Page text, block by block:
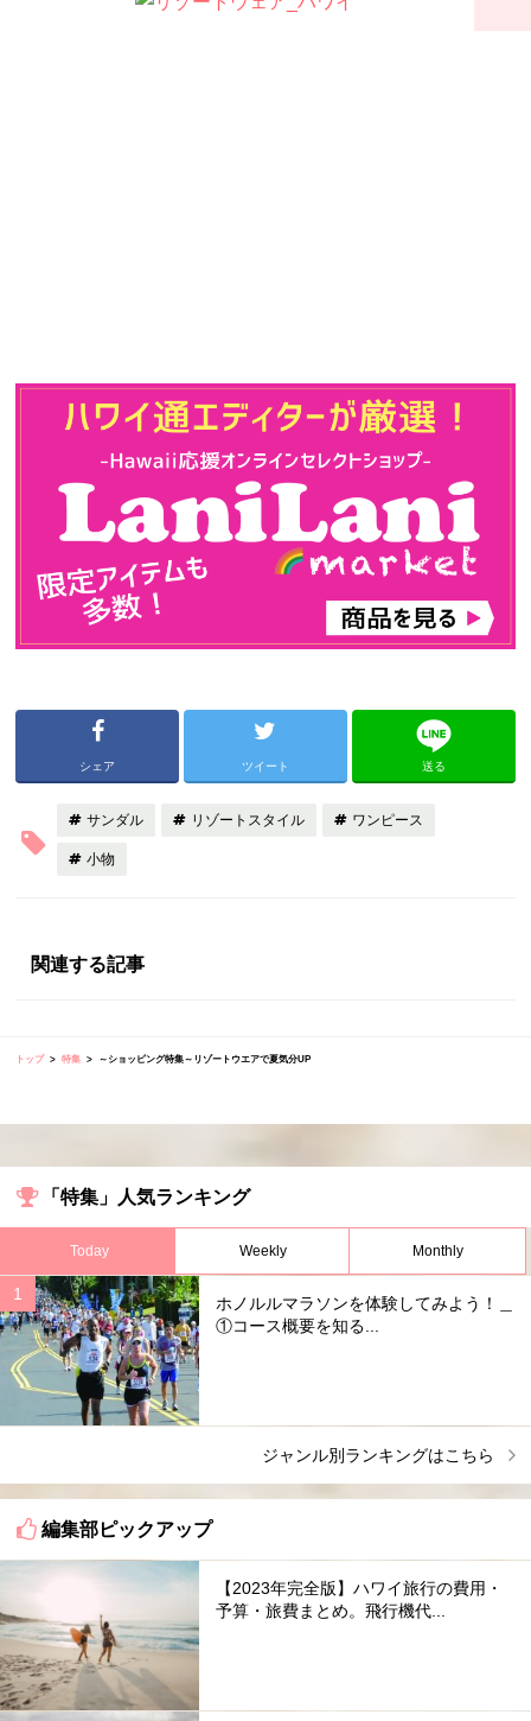
シェア ツイート 送る
サンダル リゾートスタイル ワンピース
小物
関連する記事
トップ 特集 ～ショッピング特集～リゾートウエアで夏気分UP
「特集」人気ランキング
Today Weekly Monthly
ホノルルマラソンを体験してみよう！＿
①コース概要を知る...
ジャンル別ランキングはこちら
編集部ピックアップ
【2023年完全版】ハワイ旅行の費用・
予算・旅費まとめ。飛行機代...